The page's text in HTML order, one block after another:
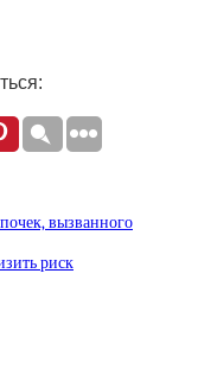
вызванного
риск